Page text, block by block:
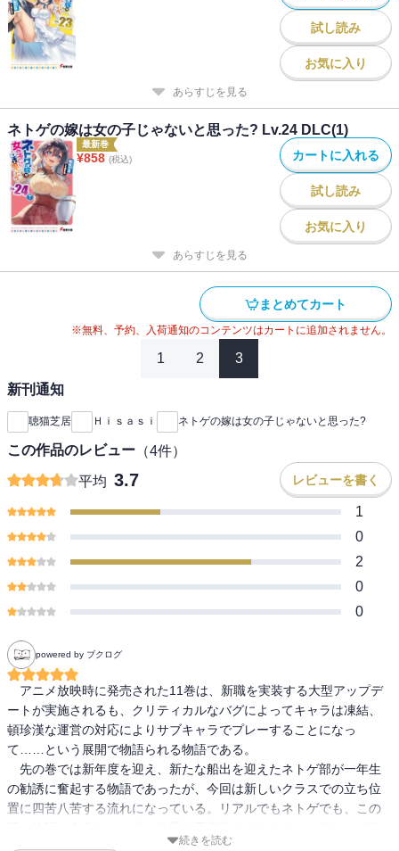
試し読み
お気に入り
あらすじを見る
ネトゲの嫁は女の子じゃないと思った? Lv.24 DLC(1)
最新巻
¥858 (税込) カートに入れる
試し読み
お気に入り
あらすじを見る
まとめてカート
※無料、予約、入荷通知のコンテンツはカートに追加されません。
1 2 3
新刊通知
聴猫芝居 Ｈｉｓａｓｉ ネトゲの嫁は女の子じゃないと思った?
この作品のレビュー （4件）
平均 3.7 レビューを書く
1
0
2
0
0
powered by ブクログ
アニメ放映時に発売された11巻は、新職を実装する大型アップデ
ートが実施されるも、クリティカルなバグによってキャラは凍結、
頓珍漢な運営の対応によりサブキャラでプレーすることになっ
て……という展開で物語られる物語である。
先の巻では新年度を迎え、新たな船出を迎えたネトゲ部が一年生
の勧誘に奮起する物語であったが、今回は新しいクラスでの立ち位
置に四苦八苦する流れになっている。リアルでもネトゲでも、この
い。
続きを読む